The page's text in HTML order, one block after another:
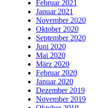
Februar 2021
Januar 2021
November 2020
Oktober 2020
September 2020
Juni 2020
Mai 2020
März 2020
Februar 2020
Januar 2020
Dezember 2019
November 2019